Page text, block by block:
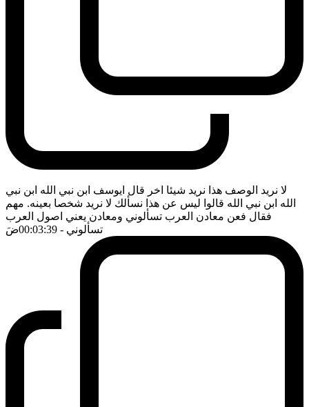
لا نريد الوصف هذا نريد شيئا اخر قال ايوسف ابن نبي الله ابن نبي
الله ابن نبي الله قالوا ليس عن هذا نسألك لا نريد شخصا بعينه. مهم
فقال فعن معادن العرب تسألوني ومعادن يعني اصول العرب
تسألوني - 00:03:39 ضَ